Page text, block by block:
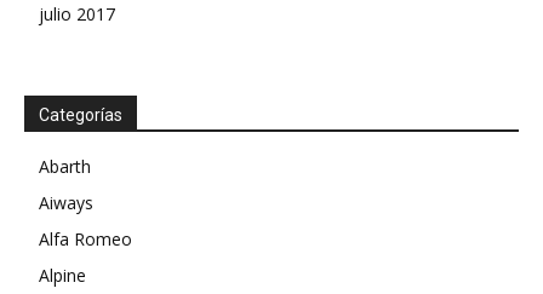
julio 2017
Categorías
Abarth
Aiways
Alfa Romeo
Alpine